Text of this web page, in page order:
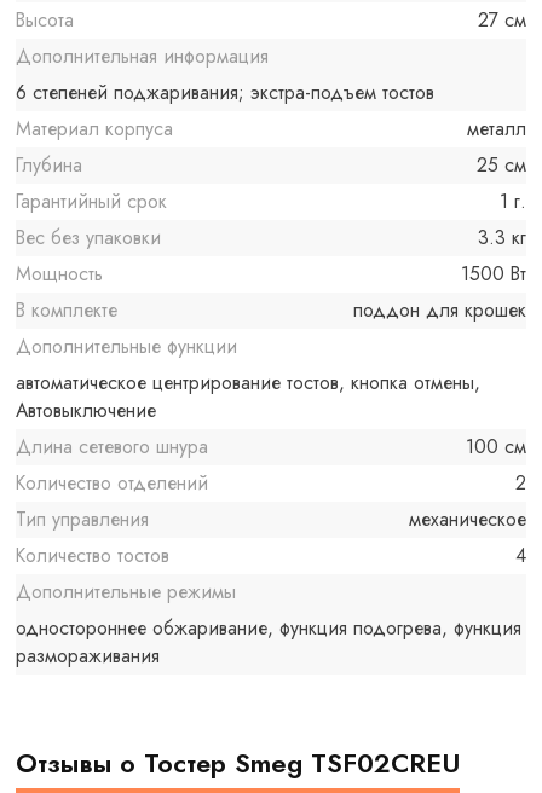
Высота
27 см
Дополнительная информация
6 степеней поджаривания; экстра-подъем тостов
Материал корпуса
металл
Глубина
25 см
Гарантийный срок
1 г.
Вес без упаковки
3.3 кг
Мощность
1500 Вт
В комплекте
поддон для крошек
Дополнительные функции
автоматическое центрирование тостов, кнопка отмены,
Автовыключение
Длина сетевого шнура
100 см
Количество отделений
2
Тип управления
механическое
Количество тостов
4
Дополнительные режимы
одностороннее обжаривание, функция подогрева, функция
размораживания
Отзывы о Тостер Smeg TSF02CREU